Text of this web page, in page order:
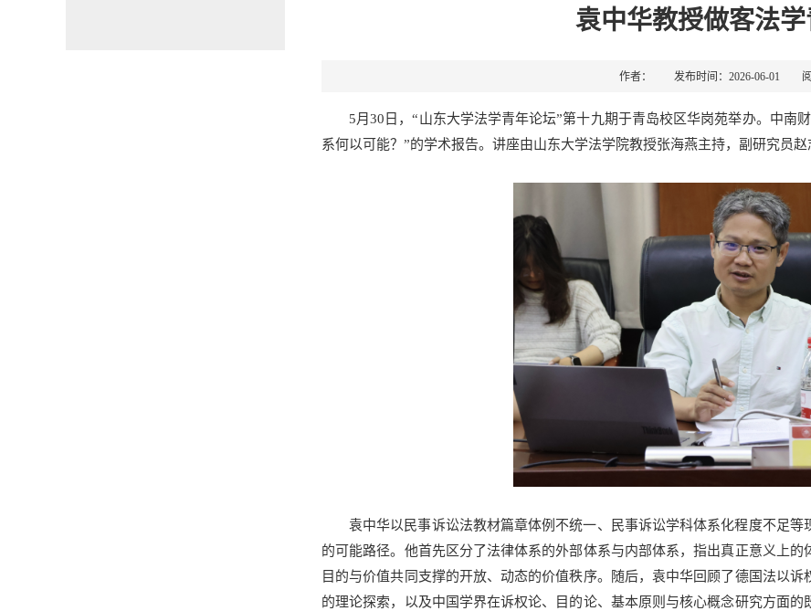
袁中华教授做客法
作者： 发布时间：2026-06-01 阅
5月30日，“山东大学法学青年论坛”第十九期于青岛校区华岗苑举办。中南
系何以可能？”的学术报告。讲座由山东大学法学院教授张海燕主持，副研究员
袁中华以民事诉讼法教材篇章体例不统一、民事诉讼学科体系化程度不足
的可能路径。他首先区分了法律体系的外部体系与内部体系，指出真正意义上的
目的与价值共同支撑的开放、动态的价值秩序。随后，袁中华回顾了德国法以
的理论探索，以及中国学界在诉权论、目的论、基本原则与核心概念研究方面